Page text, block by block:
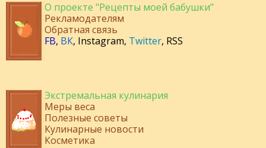
О проекте "Рецепты моей бабушки"
Рекламодателям
Обратная связь
FB, ВК, Instagram, Twitter, RSS
Экстремальная кулинария
Меры веса
Полезные советы
Кулинарные новости
Косметика